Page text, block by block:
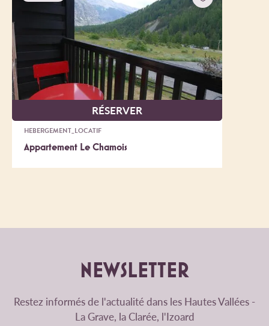
RÉSERVER
HEBERGEMENT_LOCATIF
Appartement Le Chamois
NEWSLETTER
Restez informés de l'actualité dans les Hautes Vallées -
La Grave, la Clarée, l'Izoard